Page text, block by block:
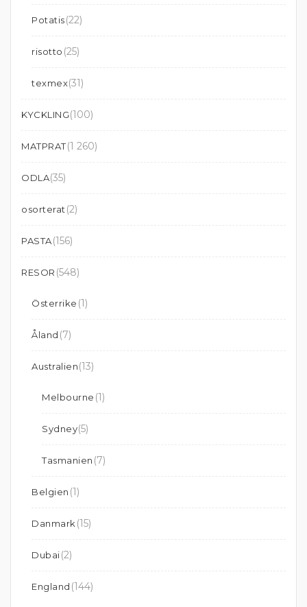
Potatis(22)
risotto (25)
texmex(31)
KYCKLING(100)
MATPRAT(1 260)
ODLA(35)
osorterat (2)
PASTA(156)
RESOR (548)
Österrike (1)
Åland (7)
Australien(13)
Melbourne (1)
Sydney(5)
Tasmanien (7)
Belgien (1)
Danmark (15)
Dubai(2)
England (144)